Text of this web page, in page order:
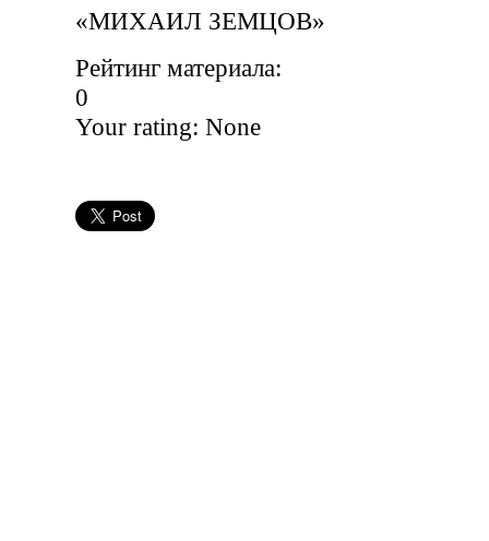
«МИХАИЛ ЗЕМЦОВ»
Рейтинг материала:
0
Your rating: None